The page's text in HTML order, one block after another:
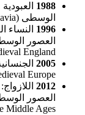
1988
الوسطى (Slavery and Society in Medieval Scandinavia)
1996 النساء
England)
2005
Europe)
2012
Middle Ages)